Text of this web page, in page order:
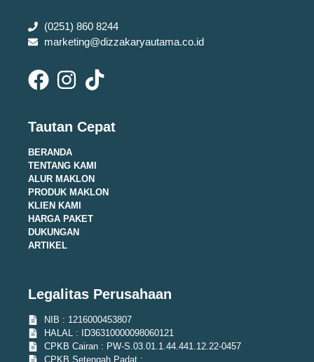
(0251) 860 8244
marketing@dizzakaryautama.co.id
Tautan Cepat
BERANDA
TENTANG KAMI
ALUR MAKLON
PRODUK MAKLON
KLIEN KAMI
HARGA PAKET
DUKUNGAN
ARTIKEL
Legalitas Perusahaan
NIB : 1216000453807
HALAL : ID36310000098060121
CPKB Cairan : PW-S.03.01.1.44.441.12.22-0457
CPKB Setengah Padat :